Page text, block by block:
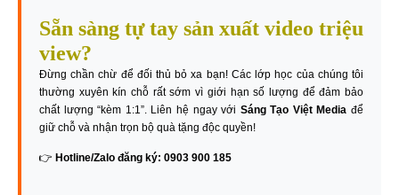
Sẵn sàng tự tay sản xuất video triệu
view?
Đừng chần chừ để đối thủ bỏ xa bạn! Các lớp học của chúng tôi
thường xuyên kín chỗ rất sớm vì giới hạn số lượng để đảm bảo
chất lượng “kèm 1:1”. Liên hệ ngay với Sáng Tạo Việt Media để
giữ chỗ và nhận trọn bộ quà tặng độc quyền!
👉 Hotline/Zalo đăng ký: 0903 900 185